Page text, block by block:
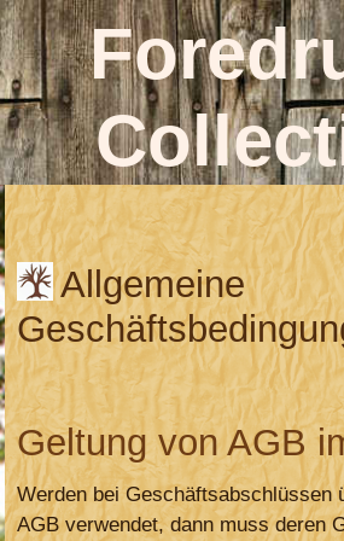
Allgemeine
Geltung von AGB
Werden bei Geschäftsabschlüssen
AGB verwendet, dann muss deren